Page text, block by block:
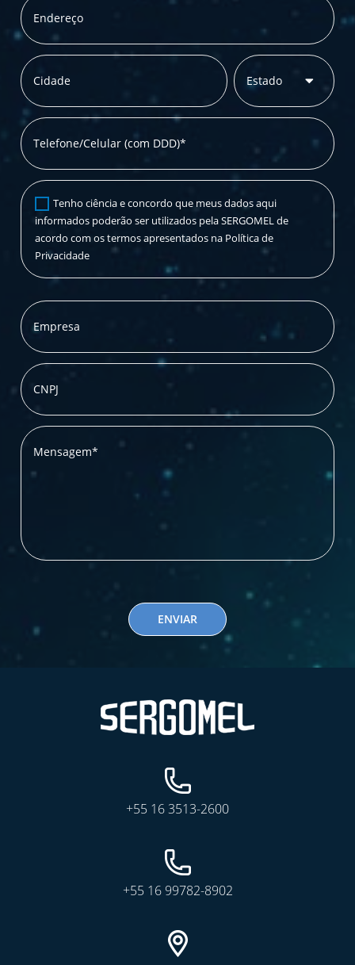
Endereço
Cidade Estado
Telefone/Celular (com DDD)*
Tenho ciência e concordo que meus dados aqui
informados poderão ser utilizados pela SERGOMEL de
acordo com os termos apresentados na Política de
Privacidade
Empresa
CNPJ
Mensagem*
ENVIAR
+55 16 3513-2600
+55 16 99782-8902